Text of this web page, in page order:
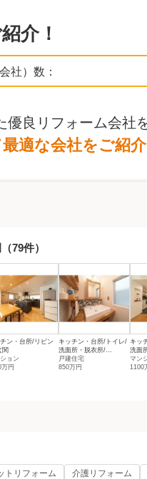
介！
社）数：
良リフォーム会社
適な会社をご紹
（79件）
ン・台所/リビン
関
ョン
万円
キッチン・台所/トイレ/
洗面所・脱衣所/...
戸建住宅
850万円
キッ
洗面
マン
1100
トリフォーム 介護リフォーム